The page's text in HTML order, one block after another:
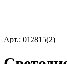
Арт.: 012815(2)